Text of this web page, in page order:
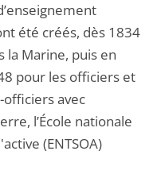
été créés, dès 1834
la Marine, puis en
pour les officiers et
avec
l’École nationale
(ENTSOA)